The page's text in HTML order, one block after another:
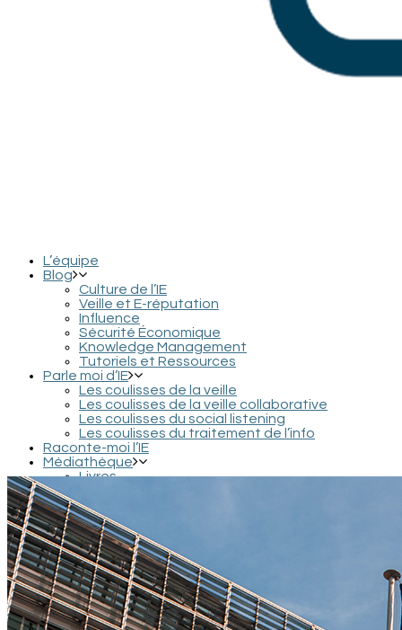
L’équipe
Blog
Culture de l’IE
Veille et E-réputation
Influence
Sécurité Économique
Knowledge Management
Tutoriels et Ressources
Parle moi d’IE
Les coulisses de la veille
Les coulisses de la veille collaborative
Les coulisses du social listening
Les coulisses du traitement de l’info
Raconte-moi l’IE
Médiathèque
Livres
Documentaires et conférences
Films et séries
Contact